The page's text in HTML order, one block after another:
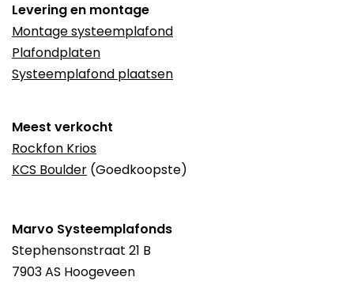
Levering en montage
Montage systeemplafond
Plafondplaten
Systeemplafond plaatsen
Meest verkocht
Rockfon Krios
KCS Boulder (Goedkoopste)
Marvo Systeemplafonds
Stephensonstraat 21 B
7903 AS Hoogeveen